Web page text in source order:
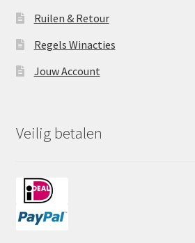
Ruilen & Retour
Regels Winacties
Jouw Account
Veilig betalen